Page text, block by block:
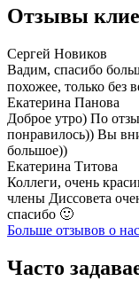
Отзывы
Сергей Новиков
Вадим, спасибо
похожее, только без
Екатерина Панова
Доброе утро) По
понравилось)) Вы
большое))
Екатерина Титова
Коллеги, очень
члены Диссовета
спасибо 🙂
Больше отзывов о нас
Часто